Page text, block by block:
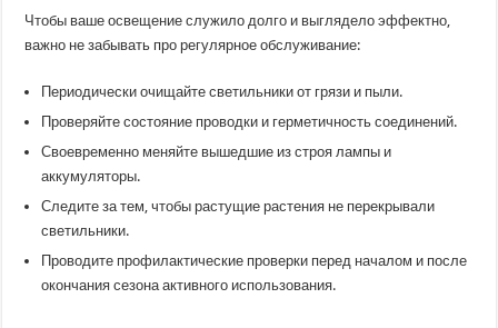
Чтобы ваше освещение служило долго и выглядело эффектно,
важно не забывать про регулярное обслуживание:
Периодически очищайте светильники от грязи и пыли.
Проверяйте состояние проводки и герметичность соединений.
Своевременно меняйте вышедшие из строя лампы и
аккумуляторы.
Следите за тем, чтобы растущие растения не перекрывали
светильники.
Проводите профилактические проверки перед началом и после
окончания сезона активного использования.